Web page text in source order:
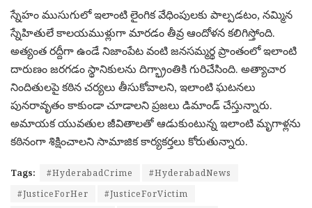
స్నేహం ముసుగులో ఇలాంటి లైంగిక వేధింపులకు పాల్పడటం, నమ్మిన
స్నేహితులే కాలయముళ్లుగా మారడం తీవ్ర ఆందోళన కలిగిస్తోంది.
అత్యంత రద్దీగా ఉండే నిజాంపేట వంటి జనసమ్మర్థ ప్రాంతంలో ఇలాంటి
దారుణం జరగడం స్థానికులను దిగ్భ్రాంతికి గురిచేసింది. అత్యాచార
నిందితులపై కఠిన చర్యలు తీసుకోవాలని, ఇలాంటి ఘటనలు
పునరావృతం కాకుండా చూడాలని ప్రజలు డిమాండ్ చేస్తున్నారు.
అమాయక యువతుల జీవితాలతో ఆడుకుంటున్న ఇలాంటి మృగాళ్లను
కఠినంగా శిక్షించాలని సామాజిక కార్యకర్తలు కోరుతున్నారు.
Tags: #HyderabadCrime
#HyderabadNews
#JusticeForHer
#JusticeForVictim